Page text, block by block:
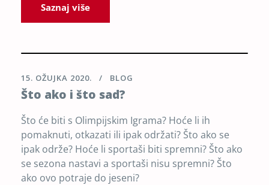
Saznaj više
15. OŽUJKA 2020. BLOG
Što ako i što sad?
Što će biti s Olimpijskim Igrama? Hoće li ih
pomaknuti, otkazati ili ipak održati? Što ako se
ipak održe? Hoće li sportaši biti spremni? Što ako
se sezona nastavi a sportaši nisu spremni? Što
ako ovo potraje do jeseni?